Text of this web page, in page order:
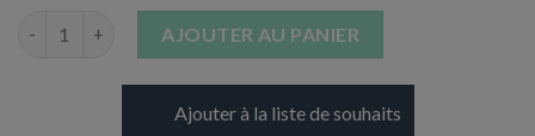
AJOUTER AU PANIER
Ajouter à la liste de souhaits